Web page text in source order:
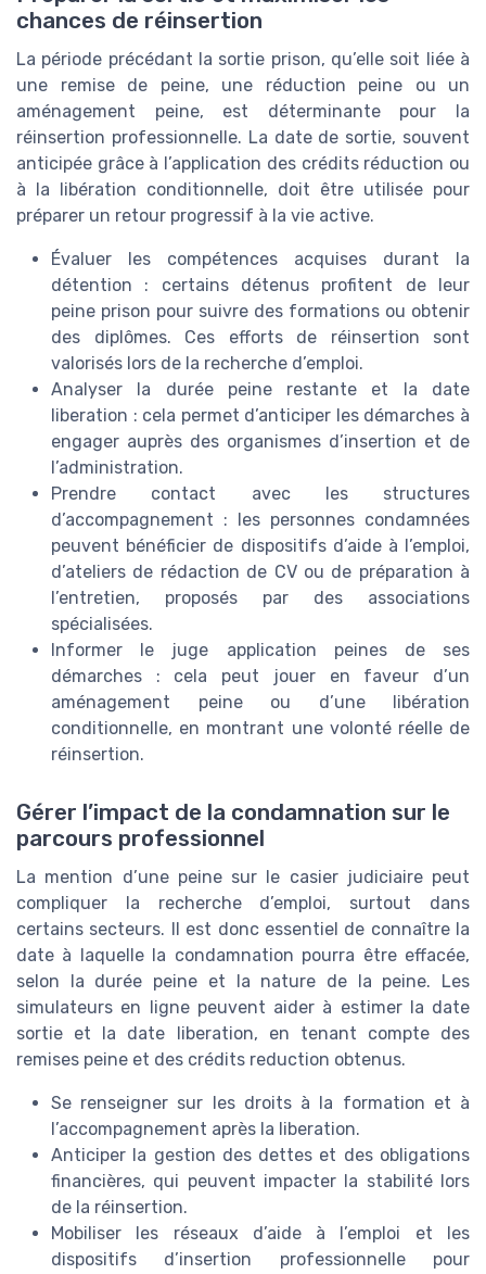
chances de réinsertion
La période précédant la sortie prison, qu’elle soit liée à
une remise de peine, une réduction peine ou un
aménagement peine, est déterminante pour la
réinsertion professionnelle. La date de sortie, souvent
anticipée grâce à l’application des crédits réduction ou
à la libération conditionnelle, doit être utilisée pour
préparer un retour progressif à la vie active.
Évaluer les compétences acquises durant la
détention : certains détenus profitent de leur
peine prison pour suivre des formations ou obtenir
des diplômes. Ces efforts de réinsertion sont
valorisés lors de la recherche d’emploi.
Analyser la durée peine restante et la date
liberation : cela permet d’anticiper les démarches à
engager auprès des organismes d’insertion et de
l’administration.
Prendre contact avec les structures
d’accompagnement : les personnes condamnées
peuvent bénéficier de dispositifs d’aide à l’emploi,
d’ateliers de rédaction de CV ou de préparation à
l’entretien, proposés par des associations
spécialisées.
Informer le juge application peines de ses
démarches : cela peut jouer en faveur d’un
aménagement peine ou d’une libération
conditionnelle, en montrant une volonté réelle de
réinsertion.
Gérer l’impact de la condamnation sur le
parcours professionnel
La mention d’une peine sur le casier judiciaire peut
compliquer la recherche d’emploi, surtout dans
certains secteurs. Il est donc essentiel de connaître la
date à laquelle la condamnation pourra être effacée,
selon la durée peine et la nature de la peine. Les
simulateurs en ligne peuvent aider à estimer la date
sortie et la date liberation, en tenant compte des
remises peine et des crédits reduction obtenus.
Se renseigner sur les droits à la formation et à
l’accompagnement après la liberation.
Anticiper la gestion des dettes et des obligations
financières, qui peuvent impacter la stabilité lors
de la réinsertion.
Mobiliser les réseaux d’aide à l’emploi et les
dispositifs d’insertion professionnelle pour